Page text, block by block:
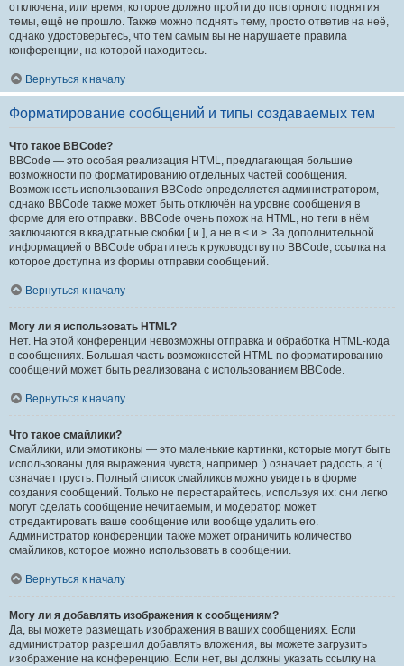
отключена, или время, которое должно пройти до повторного поднятия
темы, ещё не прошло. Также можно поднять тему, просто ответив на неё,
однако удостоверьтесь, что тем самым вы не нарушаете правила
конференции, на которой находитесь.
Вернуться к началу
Форматирование сообщений и типы создаваемых тем
Что такое BBCode?
BBCode — это особая реализация HTML, предлагающая большие
возможности по форматированию отдельных частей сообщения.
Возможность использования BBCode определяется администратором,
однако BBCode также может быть отключён на уровне сообщения в
форме для его отправки. BBCode очень похож на HTML, но теги в нём
заключаются в квадратные скобки [ и ], а не в < и >. За дополнительной
информацией о BBCode обратитесь к руководству по BBCode, ссылка на
которое доступна из формы отправки сообщений.
Вернуться к началу
Могу ли я использовать HTML?
Нет. На этой конференции невозможны отправка и обработка HTML-кода
в сообщениях. Большая часть возможностей HTML по форматированию
сообщений может быть реализована с использованием BBCode.
Вернуться к началу
Что такое смайлики?
Смайлики, или эмотиконы — это маленькие картинки, которые могут быть
использованы для выражения чувств, например :) означает радость, а :(
означает грусть. Полный список смайликов можно увидеть в форме
создания сообщений. Только не перестарайтесь, используя их: они легко
могут сделать сообщение нечитаемым, и модератор может
отредактировать ваше сообщение или вообще удалить его.
Администратор конференции также может ограничить количество
смайликов, которое можно использовать в сообщении.
Вернуться к началу
Могу ли я добавлять изображения к сообщениям?
Да, вы можете размещать изображения в ваших сообщениях. Если
администратор разрешил добавлять вложения, вы можете загрузить
изображение на конференцию. Если нет, вы должны указать ссылку на